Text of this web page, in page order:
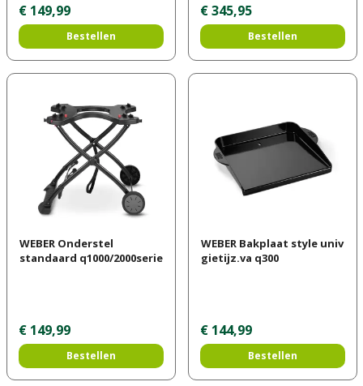
€ 149,99
Bestellen
€ 345,95
Bestellen
WEBER Onderstel
standaard q1000/2000serie
€ 149,99
Bestellen
WEBER Bakplaat style univ
gietijz.va q300
€ 144,99
Bestellen